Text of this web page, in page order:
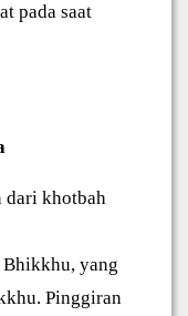
pada saat
dari khotbah
yang
Pinggiran